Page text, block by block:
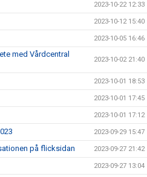
2023-10-22 12:33
2023-10-12 15:40
2023-10-05 16:46
med Vårdcentral
2023-10-02 21:40
2023-10-01 18:53
2023-10-01 17:45
2023-10-01 17:12
2023-09-29 15:47
på flicksidan 2023-09-27 21:42
2023-09-27 13:04